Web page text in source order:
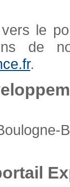
le
de
.